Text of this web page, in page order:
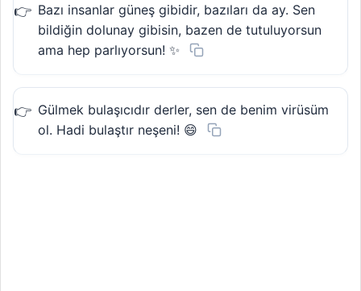
Bazı insanlar güneş gibidir, bazıları da ay. Sen
bildiğin dolunay gibisin, bazen de tutuluyorsun
ama hep parlıyorsun! ✨
Gülmek bulaşıcıdır derler, sen de benim virüsüm
ol. Hadi bulaştır neşeni! 😄